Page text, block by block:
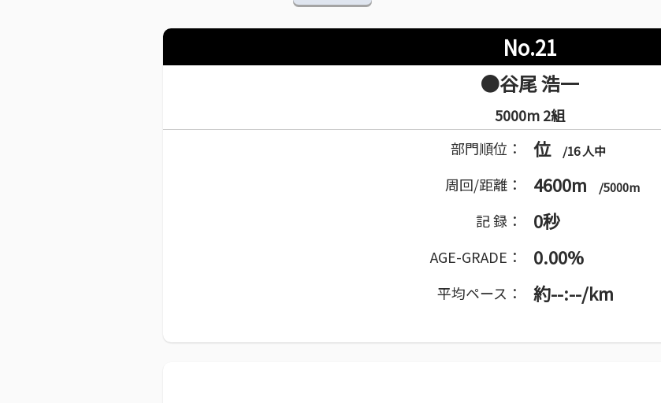
No.21
●谷尾 浩一
5000m 2組
部門順位：
位 /16 人中
周回/距離： 4600m /5000m
記 録： 0秒
AGE-GRADE： 0.00%
平均ペース： 約--:--/km